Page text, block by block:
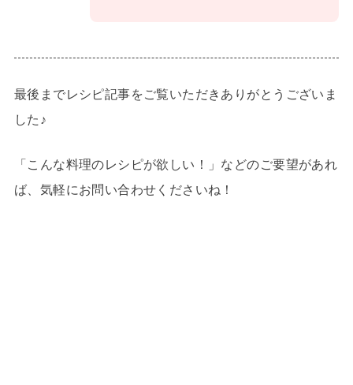
最後までレシピ記事をご覧いただきありがとうございま
した♪
「こんな料理のレシピが欲しい！」などのご要望があれ
ば、気軽にお問い合わせくださいね！